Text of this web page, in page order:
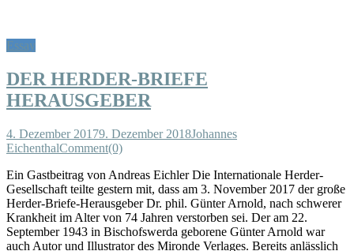
Essay
DER HERDER-BRIEFE
HERAUSGEBER
4. Dezember 20179. Dezember 2018Johannes
EichenthalComment(0)
Ein Gastbeitrag von Andreas Eichler Die Internationale Herder-
Gesellschaft teilte gestern mit, dass am 3. November 2017 der große
Herder-Briefe-Herausgeber Dr. phil. Günter Arnold, nach schwerer
Krankheit im Alter von 74 Jahren verstorben sei. Der am 22.
September 1943 in Bischofswerda geborene Günter Arnold war
auch Autor und Illustrator des Mironde Verlages. Bereits anlässlich